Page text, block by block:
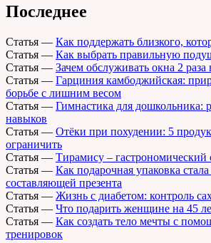
Последнее
Статья — Как поддержать близкого,
Статья — Как выбрать правильную
Статья — Зачем обслуживать окна 2 раза
Статья — Гарциния камбоджийская:
борьбе с лишним весом
Статья — Гимнастика для дошкольника:
навыков
Статья — Отёки при похудении: 5
ограничить
Статья — Тирамису –
Статья — Как подарочная упаковка стала
составляющей презента
Статья — Жизнь с диабетом: контроль
Статья — Что подарить женщине на 45
Статья — Как создать тело мечты с
тренировок